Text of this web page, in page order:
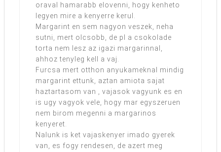
oraval hamarabb elovenni, hogy kenheto
legyen mire a kenyerre kerul.
Margarint en sem nagyon veszek, neha
sutni, mert olcsobb, de pl a csokolade
torta nem lesz az igazi margarinnal,
ahhoz tenyleg kell a vaj.
Furcsa mert otthon anyukameknal mindig
margarint ettunk, aztan amiota sajat
haztartasom van , vajasok vagyunk es en
is ugy vagyok vele, hogy mar egyszeruen
nem birom megenni a margarinos
kenyeret.
Nalunk is ket vajaskenyer imado gyerek
van, es fogy rendesen, de azert meg